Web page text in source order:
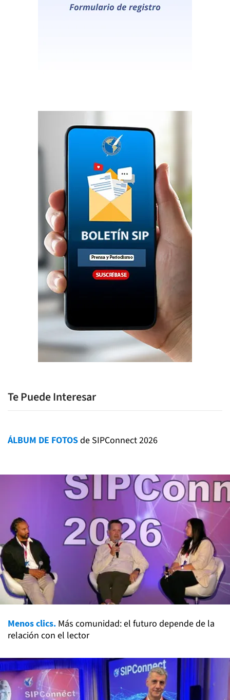
Te Puede Interesar
ÁLBUM DE FOTOSde SIPConnect 2026
Menos clics. Más comunidad: el futuro depende de la
relación con el lector